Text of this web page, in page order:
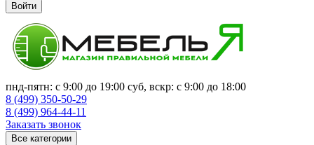
Войти
пнд-пятн: с 9:00 до 19:00 суб, вскр: с 9:00 до 18:00
8 (499) 350-50-29
8 (499) 964-44-11
Заказать звонок
Все категории